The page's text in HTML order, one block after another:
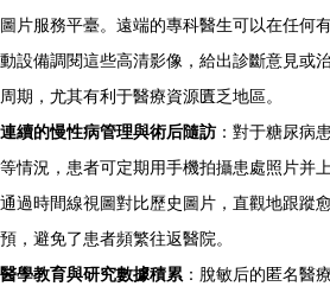
圖片服務平臺。遠端的專科醫生可以在任何
動設備調閱這些高清影像，給出診斷意見或
周期，尤其有利于醫療資源匱乏地區。
連續的慢性病管理與術后隨訪 ：對于糖尿病
等情況，患者可定期用手機拍攝患處照片并
通過時間線視圖對比歷史圖片，直觀地跟蹤
預，避免了患者頻繁往返醫院。
醫學教育與研究數據積累 ：脫敏后的匿名醫